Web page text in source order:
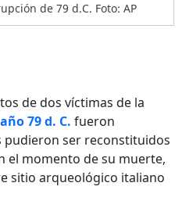
de 79 d.C. Foto: AP
de dos víctimas de la
79 d. C. fueron
pudieron ser reconstituidos
el momento de su muerte,
sitio arqueológico italiano